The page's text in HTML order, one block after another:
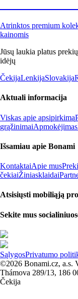
Atrinktos premium
kainomis
Jūsų laukia platus
idėjų
ČekijaLenkijaSlovakija
Aktuali informacija
Viskas apie apsipirkimą
grąžinimaiApmokėjimas
Išsamiau apie Bonami
KontaktaiApie mus
čekiaiŽiniasklaidai
Atsisiųsti mobiliąją
Sekite mus
SąlygosPrivatumo
©2026 Bonami.cz, a.s.
Thámova 289/13, 186
Čekija